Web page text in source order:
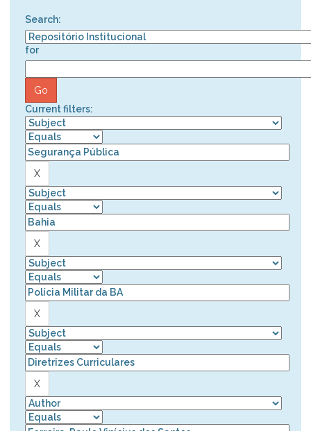
Search:
for
Current filters: